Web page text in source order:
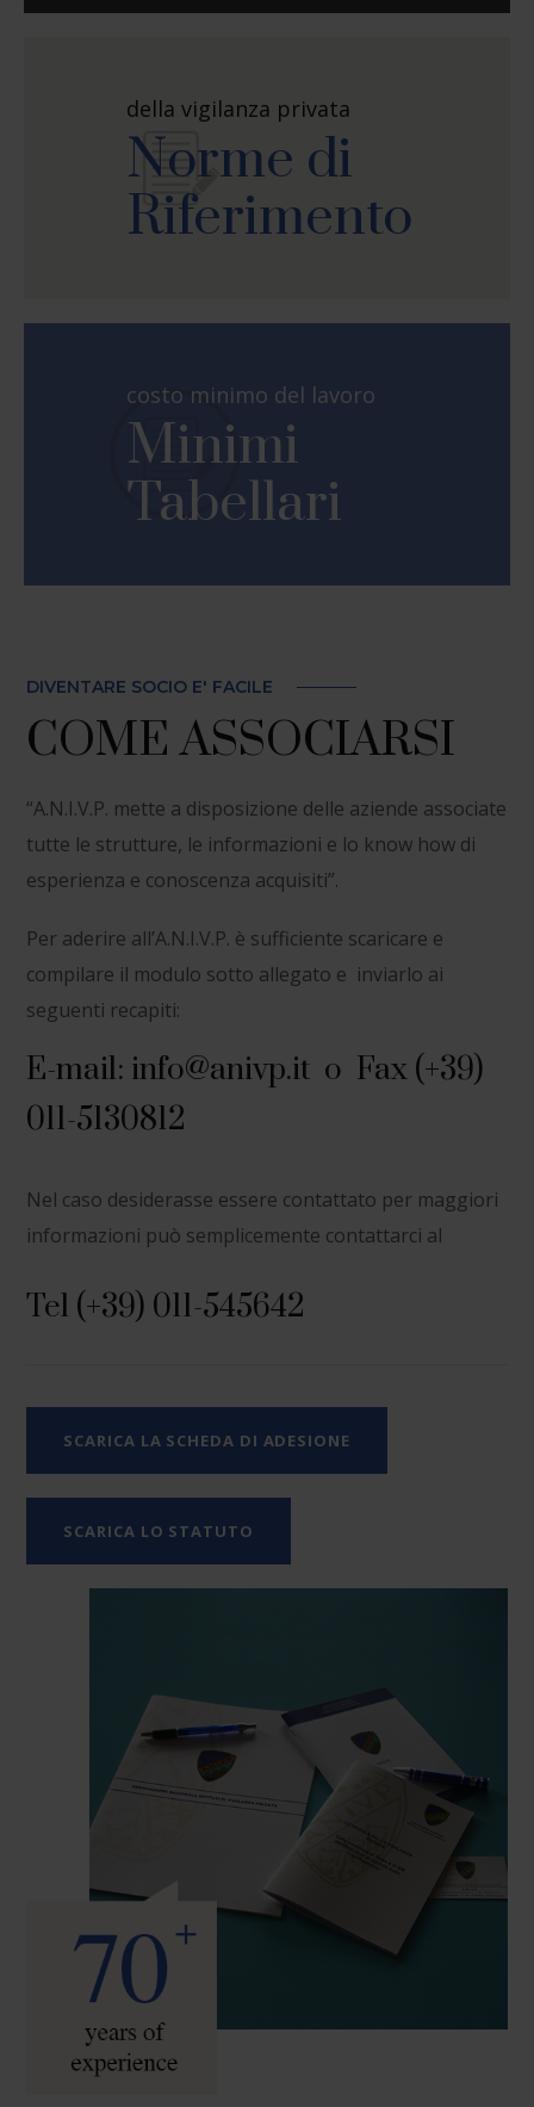
della vigilanza privata
Norme di
Riferimento
costo minimo del lavoro
Minimi
Tabellari
DIVENTARE SOCIO E' FACILE
COME ASSOCIARSI
“A.N.I.V.P. mette a disposizione delle aziende associate
tutte le strutture, le informazioni e lo know how di
esperienza e conoscenza acquisiti”.
Per aderire all’A.N.I.V.P. è sufficiente scaricare e
compilare il modulo sotto allegato e inviarlo ai
seguenti recapiti:
E-mail: info@anivp.it o Fax (+39)
011-5130812
Nel caso desiderasse essere contattato per maggiori
informazioni può semplicemente contattarci al
Tel (+39) 011-545642
SCARICA LA SCHEDA DI ADESIONE
SCARICA LO STATUTO